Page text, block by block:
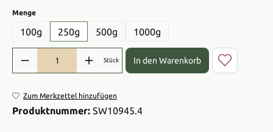
Mengeauswählen
100g 250g 500g 1000g
Produkt Anzahl: Gib den gewünschten Wert ein oder benutze die
Stück In den Warenkorb
Zum Merkzettel hinzufügen
Produktnummer: SW10945.4